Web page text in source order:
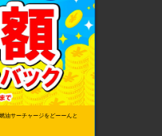
Inc.
油サーチャージをどーーんと